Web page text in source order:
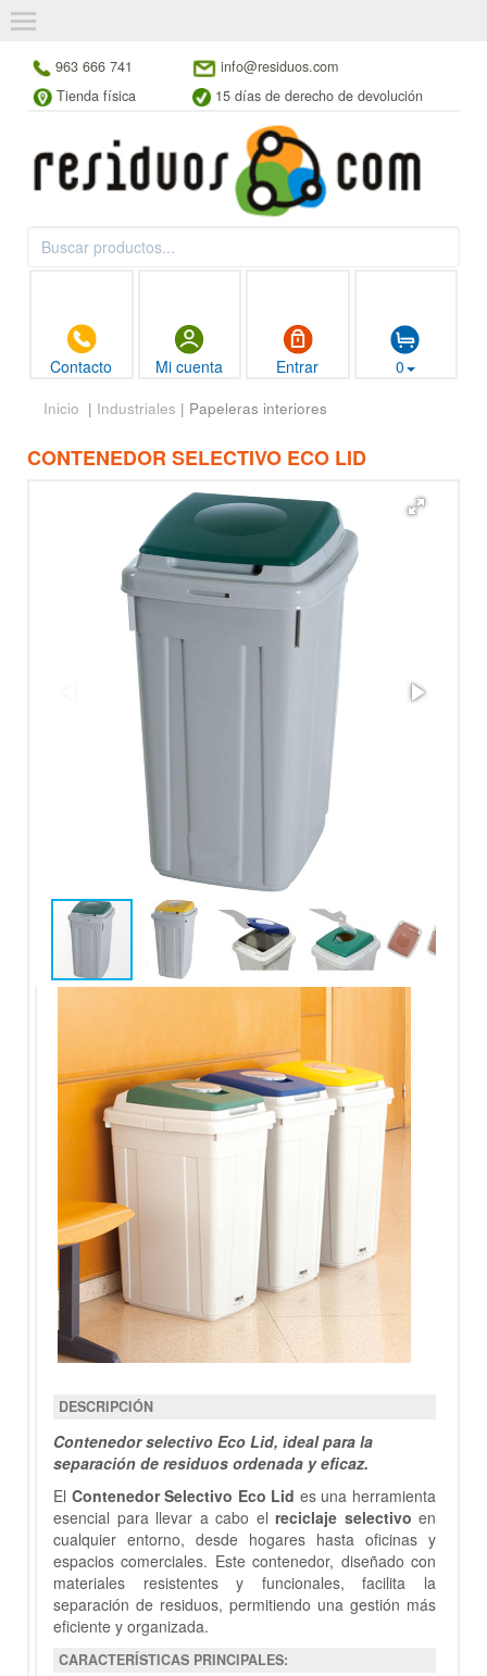
963 666 741
info@residuos.com
Tienda física
15 días de derecho de devolución
Contacto Mi cuenta Entrar 0
Inicio | Industriales | Papeleras interiores
CONTENEDOR SELECTIVO ECO LID
DESCRIPCIÓN
Contenedor selectivo Eco Lid, ideal para la
separación de residuos ordenada y eficaz.
El Contenedor Selectivo Eco Lid es una herramienta
esencial para llevar a cabo el reciclaje selectivo en
cualquier entorno, desde hogares hasta oficinas y
espacios comerciales. Este contenedor, diseñado con
materiales resistentes y funcionales, facilita la
separación de residuos, permitiendo una gestión más
eficiente y organizada.
CARACTERÍSTICAS PRINCIPALES: